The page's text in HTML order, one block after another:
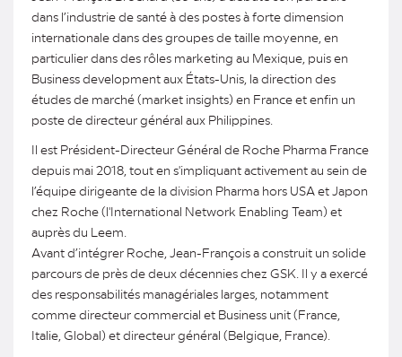
dans l’industrie de santé à des postes à forte dimension
internationale dans des groupes de taille moyenne, en
particulier dans des rôles marketing au Mexique, puis en
Business development aux États-Unis, la direction des
études de marché (market insights) en France et enfin un
poste de directeur général aux Philippines.
Il est Président-Directeur Général de Roche Pharma France
depuis mai 2018, tout en s'impliquant activement au sein de
l’équipe dirigeante de la division Pharma hors USA et Japon
chez Roche (l'International Network Enabling Team) et
auprès du Leem.
Avant d’intégrer Roche, Jean-François a construit un solide
parcours de près de deux décennies chez GSK. Il y a exercé
des responsabilités managériales larges, notamment
comme directeur commercial et Business unit (France,
Italie, Global) et directeur général (Belgique, France).